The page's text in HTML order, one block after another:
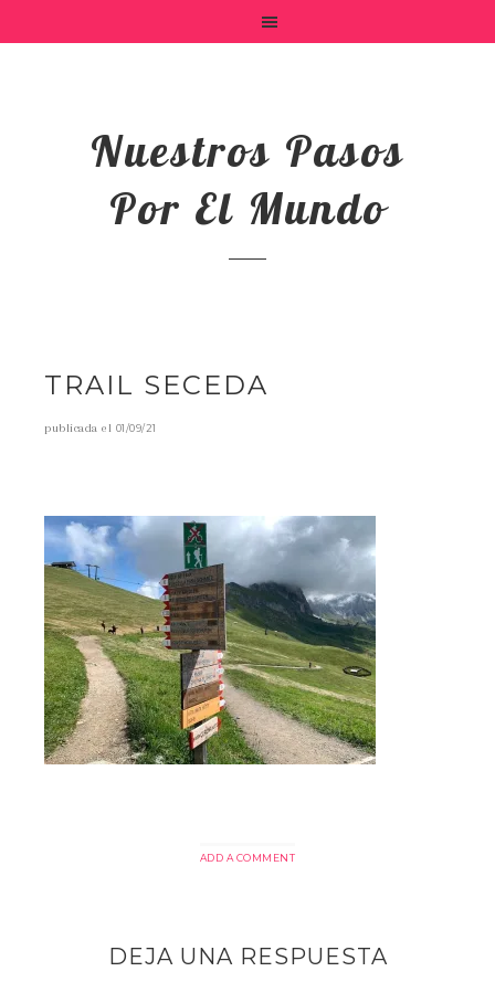
Nuestros Pasos
Por El Mundo
TRAIL SECEDA
publicada el 01/09/21
ADD A COMMENT
DEJA UNA RESPUESTA